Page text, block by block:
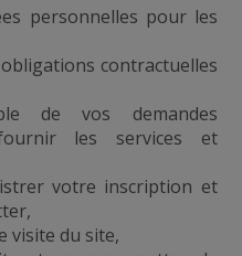
personnelles pour les
contractuelles
de vos demandes
les services et
votre inscription et
visite du site,